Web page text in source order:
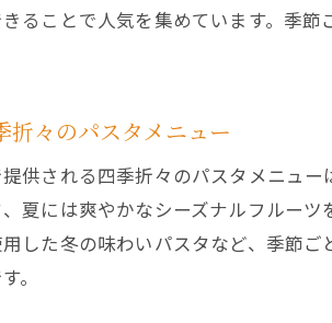
ることで人気を集めています。季
折々のパスタメニュー
供される四季折々のパスタメニュ
夏には爽やかなシーズナルフルー
した冬の味わいパスタなど、季節
。